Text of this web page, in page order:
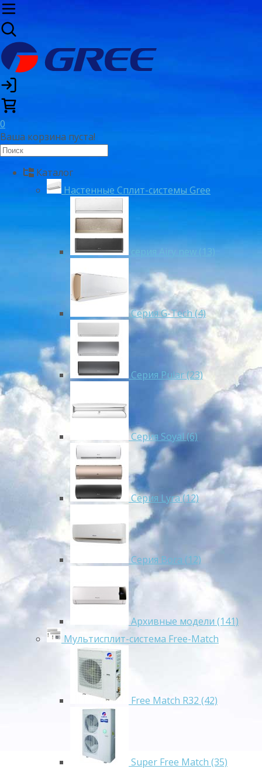
0
Ваша корзина пуста!
Каталог
Настенные Сплит-системы Gree
серия Airy new (13)
Серия G-Tech (4)
Серия Pular (23)
Cерия Soyal (6)
Серия Lyra (12)
Серия Bora (12)
Архивные модели (141)
Мультисплит-система Free-Match
Free Match R32 (42)
Super Free Match (35)